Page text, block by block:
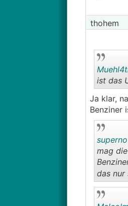
thohem
ist das
Ja klar,
Benziner
mag
das nur